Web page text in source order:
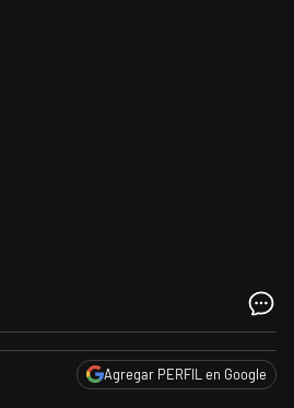
Agregar PERFIL en Google